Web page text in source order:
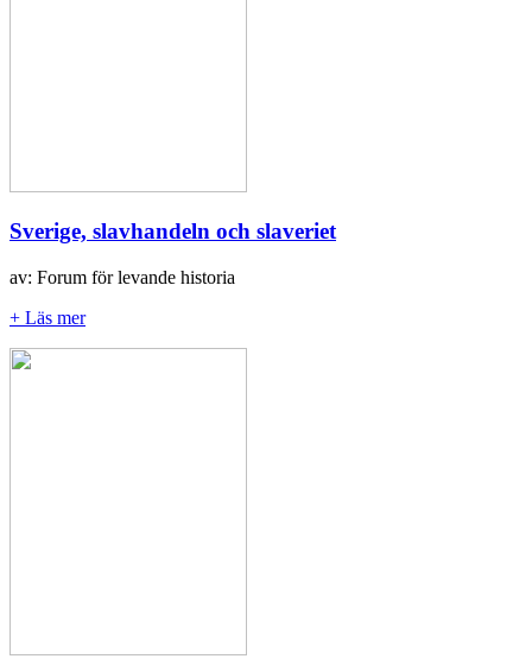
Sverige, slavhandeln och slaveriet
av: Forum för levande historia
+ Läs mer